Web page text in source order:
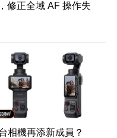
修正全域 AF 操作失
相機再添新成員？